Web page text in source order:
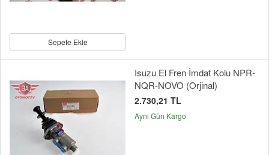
Sepete Ekle
Isuzu El Fren İmdat Kolu NPR-
NQR-NOVO (Orjinal)
2.730,21 TL
Aynı Gün Kargo